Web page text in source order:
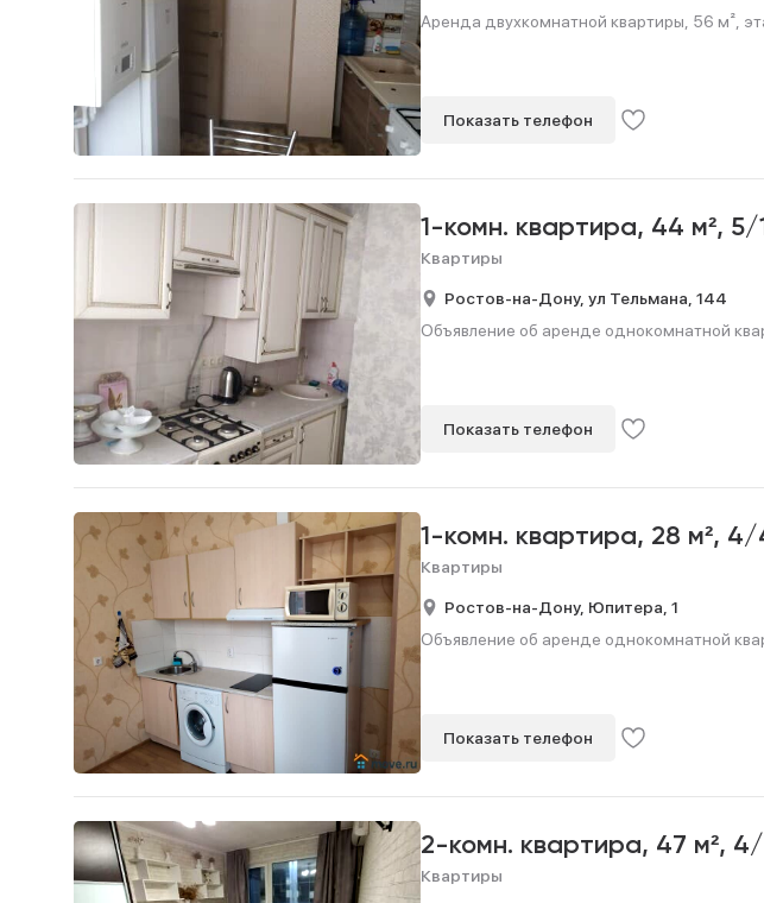
Аренда двухкомнатной квартиры, 56 м²,
Показать телефон
1-комн. квартира, 44 м², 5/
Квартиры
Ростов-на-Дону, ул Тельмана, 144
Объявление об аренде однокомнатной
Показать телефон
1-комн. квартира, 28 м², 4/
Квартиры
Ростов-на-Дону, Юпитера, 1
Объявление об аренде однокомнатной
Показать телефон
2-комн. квартира, 47 м², 4/
Квартиры